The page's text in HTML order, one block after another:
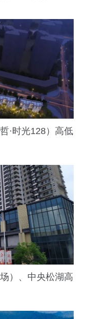
·时光128）高低
）、中央松湖高